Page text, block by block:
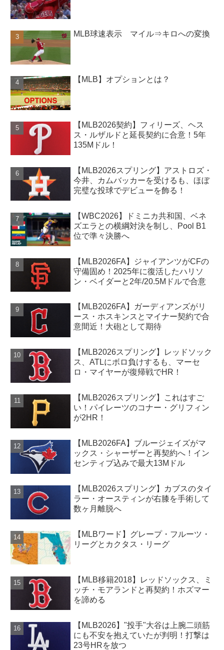
MLB球速表示 マイル⇒キロへの変換
【MLB】オプションとは？
【MLB2026契約】フィリーズ、ヘス
ス・ルザルドと延長契約に合意！5年
135Mドル！
【MLB2026スプリング】アストロズ・
今井、カムバッカーを受けるも、ほぼ
完璧な投球でデビューを飾る！
【WBC2026】ドミニカ共和国、ベネ
ズエラとの横綱対決を制し、Pool B1
位で準々決勝へ
【MLB2026FA】ジャイアンツがCFの
守備固め！2025年に復活したハリソ
ン・ベイダーと2年/20.5Mドルで合意
【MLB2026FA】ガーディアンズがリ
ース・ホスキンスとマイナー契約で合
意間近！大砲として期待
【MLB2026スプリング】レッドソック
ス、ATLにボロ負けするも、マーセ
ロ・マイヤーが復帰戦でHR！
【MLB2026スプリング】これはすご
い！パイレーツのコナー・グリフィン
が2HR！
【MLB2026FA】ブルージェイズがマ
ックス・シャーザーと再契約へ！イン
センティブ込みで最大13Mドル
【MLB2026スプリング】カブスのタイ
ラー・オースティンが右膝を手術して
数ヶ月離脱へ
【MLBワード】グレープ・フルーツ・
リーグとカクタス・リーグ
【MLB移籍2018】レッドソックス、ミ
ッチ・モアランドと再契約！ホズマー
を諦める
【MLB2026】"投手"大谷は上腕二頭筋
にも不安を抱えていたが判明！打撃は
23号HRを放つ